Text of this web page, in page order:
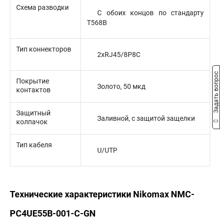
Схема разводки
С обоих концов по стандарту
T568B
Тип коннекторов
2xRJ45/8P8C
Покрытие
контактов
Золото, 50 мкд
Защитный
колпачок
Заливной, с защитой защелки
Тип кабеля
U/UTP
Технические характеристики Nikomax NMC-
PC4UE55B-001-C-GN
Задать вопрос